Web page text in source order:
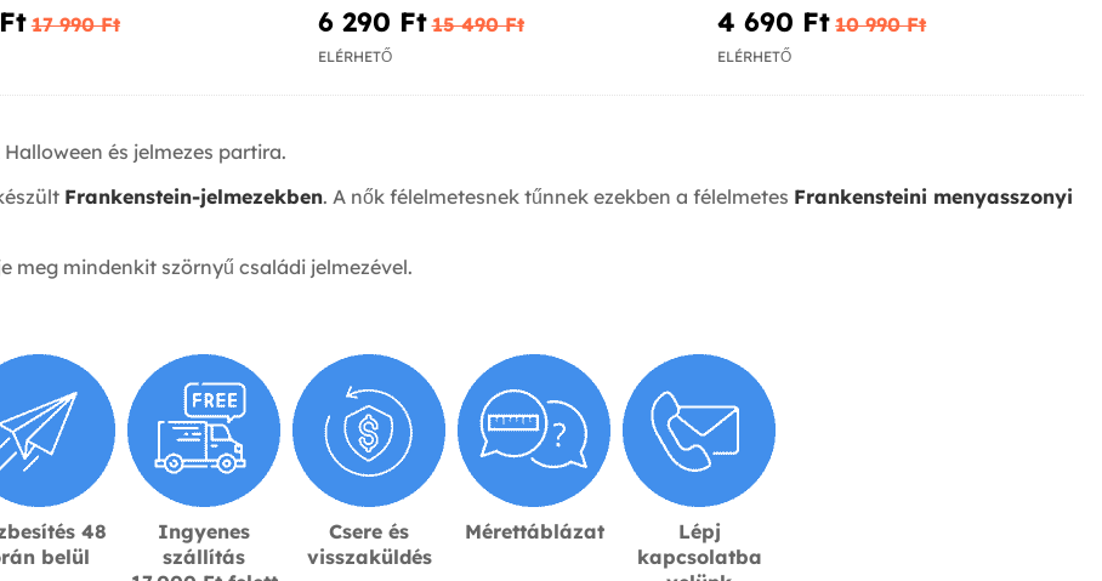
17 990 Ft‎ 6 290 Ft‎ 15 490 Ft‎
ELÉRHETŐ
4 690 Ft‎ 10 990 Ft‎
ELÉRHETŐ
és jelmezes partira.
Frankenstein-jelmezekben. A nők félelmetesnek tűnnek ezekben a félelmetes Frankensteini menyasszonyi
meg mindenkit szörnyű családi jelmezével.
48
belül
Ingyenes
szállítás
Csere és
visszaküldés
Mérettáblázat
Lépj
kapcsolatba